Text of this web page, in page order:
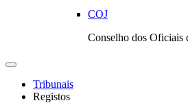
COJ
Conselho dos Oficiais
Toggle
navigationTribunais
Registos